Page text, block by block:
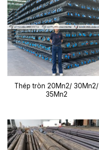
Thép tròn 20Mn2/ 30Mn2/
35Mn2